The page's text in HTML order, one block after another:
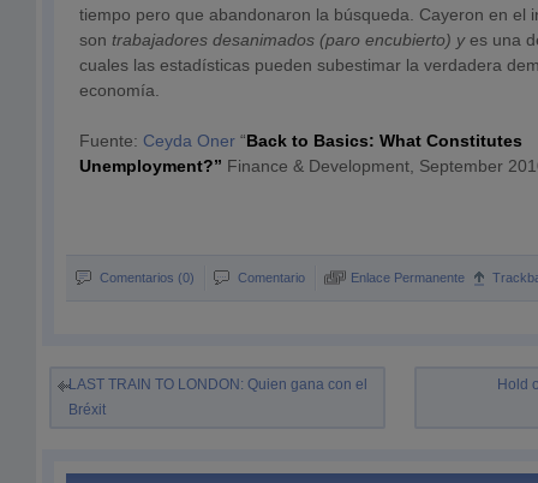
tiempo pero que abandonaron la búsqueda. Cayeron en el
son trabajadores desanimados (paro encubierto) yes una
cuales las estadísticas pueden subestimar la verdadera
economía.
Fuente: Ceyda Oner “Back to Basics: What Constitutes
Unemployment?” Finance & Development, September
Comentarios (0) Comentario Enlace Permanente
LAST TRAIN TO LONDON: Quien gana con el
Bréxit
Hold